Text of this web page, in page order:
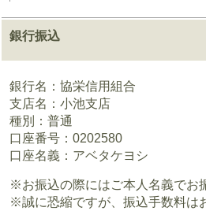
銀行振込
銀行名：協栄信用組合
支店名：小池支店
種別：普通
口座番号：0202580
口座名義：アベタケヨシ
※お振込の際にはご本人名義でお
※誠に恐縮ですが、振込手数料は